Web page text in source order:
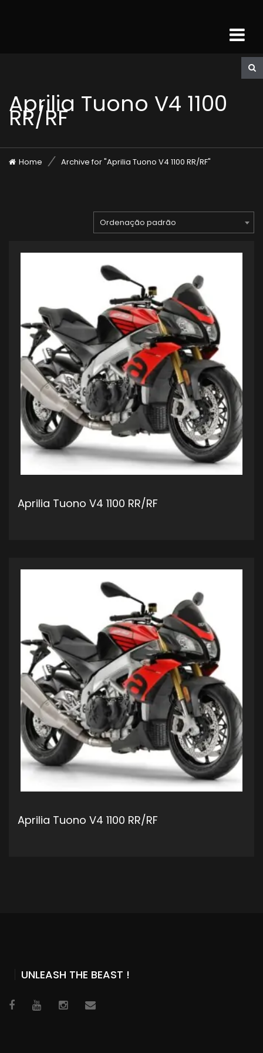
Aprilia Tuono V4 1100
RR/RF
Home Archive for "Aprilia Tuono V4 1100 RR/RF"
Ordenação padrão
Aprilia Tuono V4 1100 RR/RF
Aprilia Tuono V4 1100 RR/RF
UNLEASH THE BEAST !